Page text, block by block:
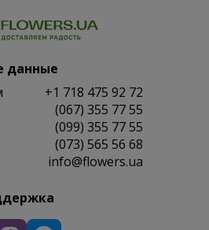
данные
+1 718 475 92 72
(067) 355 77 55
(099) 355 77 55
(073) 565 56 68
info@flowers.ua